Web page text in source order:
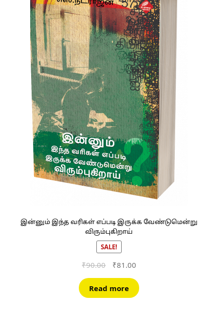
இன்னும் இந்த வரிகள் எப்படி இருக்க வேண்டுமென்று
விரும்புகிறாய்
SALE!
₹90.00
Original
was:
₹90.00.
₹81.00Current
is:
₹81.00.
Read more